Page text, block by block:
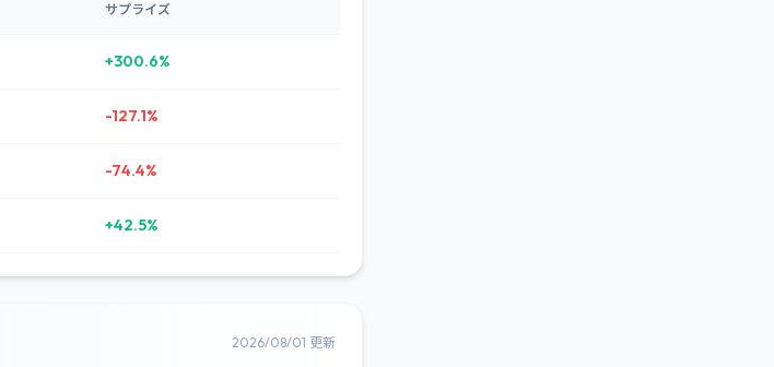
サプライズ
+300.6%
-127.1%
-74.4%
+42.5%
2026/08/01 更新